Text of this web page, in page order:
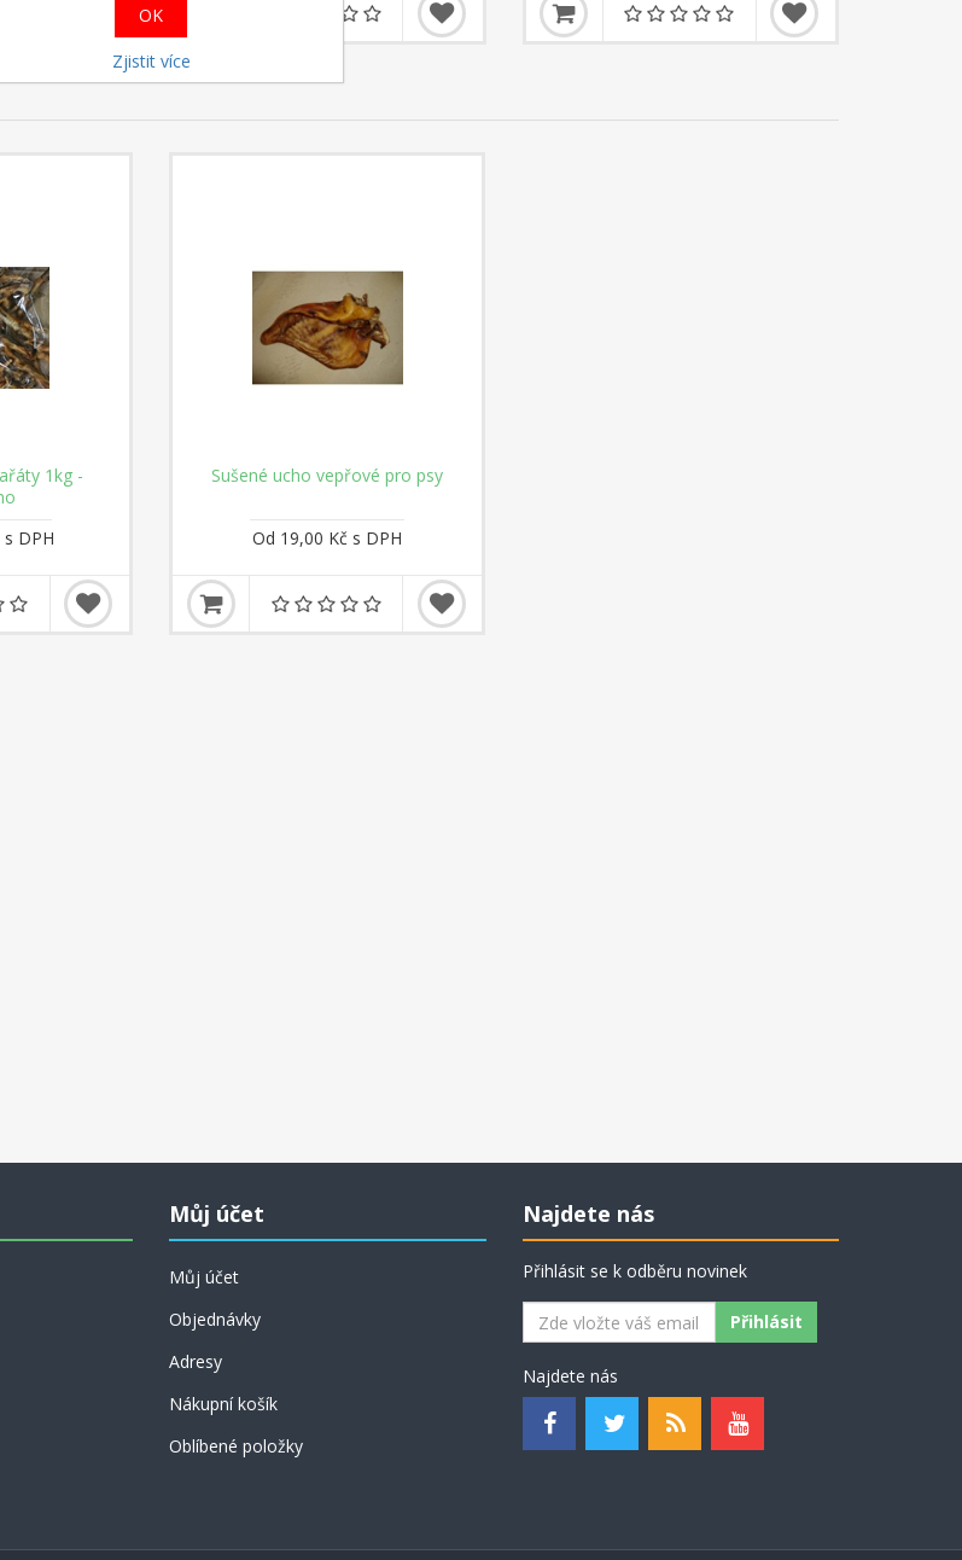
1kg -
DPH
Sušené ucho vepřové pro psy
Od 19,00 Kč s DPH
Můj účet
Můj účet
Objednávky
Adresy
Nákupní košík
Oblíbené položky
Najdete nás
Přihlásit se k odběru novinek
Najdete nás
OK
Zjistit více